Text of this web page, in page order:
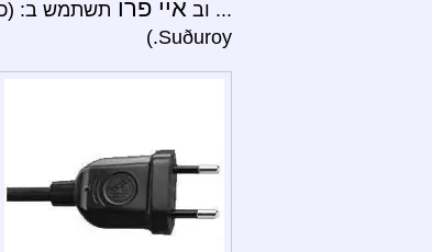
... וב איי פרו
Suðuroy.)